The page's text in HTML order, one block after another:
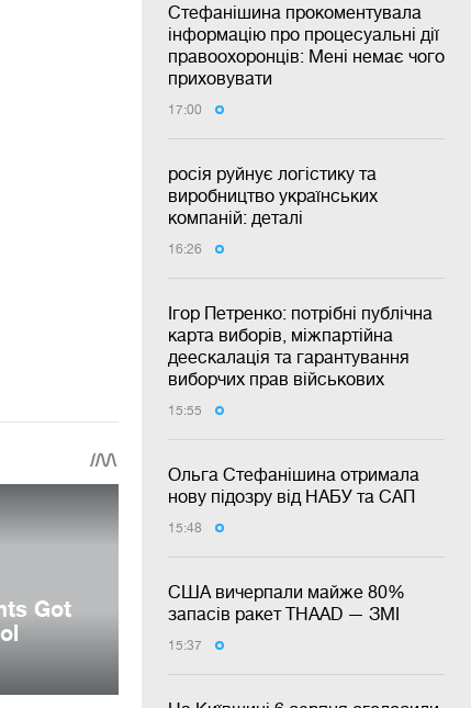
Стефанішина прокоментувала
інформацію про процесуальні дії
правоохоронців: Мені немає чого
приховувати
17:00
росія руйнує логістику та
виробництво українських
компаній: деталі
16:26
Ігор Петренко: потрібні публічна
карта виборів, міжпартійна
деескалація та гарантування
виборчих прав військових
15:55
Ольга Стефанішина отримала
нову підозру від НАБУ та САП
15:48
США вичерпали майже 80%
запасів ракет THAAD — ЗМІ
15:37